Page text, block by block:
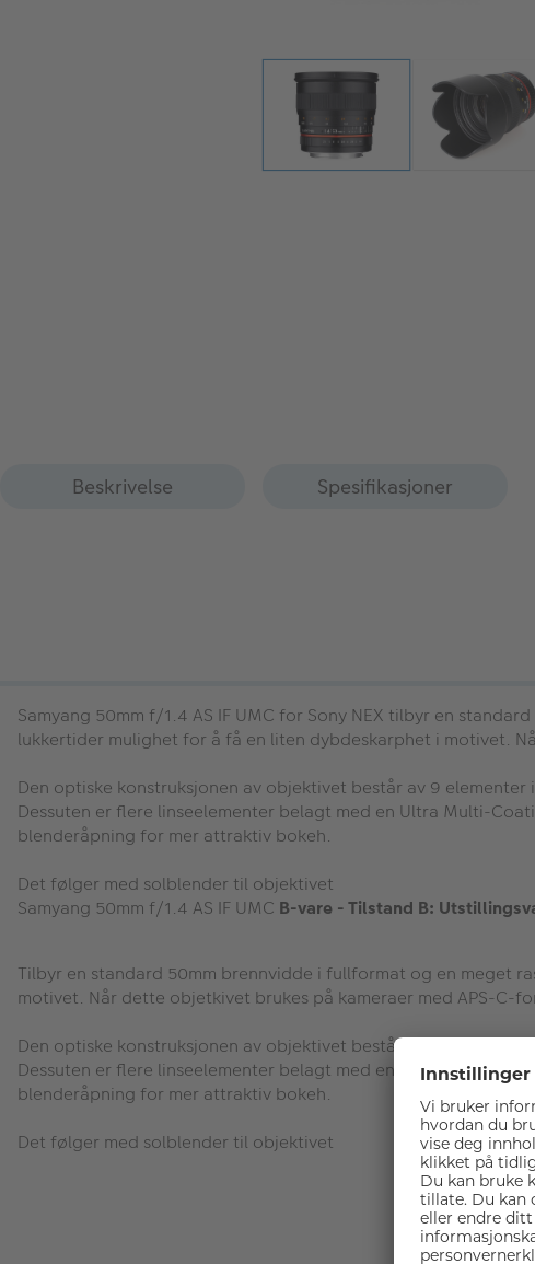
Beskrivelse Spesifikasjoner
Samyang 50mm f/1.4 AS IF UMC for Sony NEX tilbyr en
lukkertider mulighet for å få en liten dybdeskarphet i motivet.
Den optiske konstruksjonen av objektivet består av 9
Dessuten er flere linseelementer belagt med en Ultra Multi-
blenderåpning for mer attraktiv bokeh.
Det følger med solblender til objektivet
Samyang 50mm f/1.4 AS IF UMC B-vare - Tilstand B:
Tilbyr en standard 50mm brennvidde i fullformat og en meget
motivet. Når dette objetkivet brukes på kameraer med APS-C-
Den optiske konstruksjonen av objektivet består av 9
Dessuten er flere linseelementer belagt med en Ultra Multi-
blenderåpning for mer attraktiv bokeh.
Det følger med solblender til objektivet